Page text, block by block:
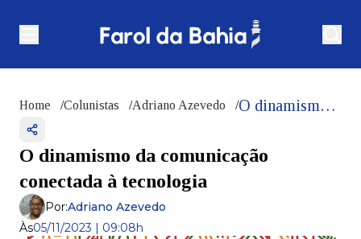
Home /Colunistas /Adriano Azevedo / O dinamismo da comunicação conectada à tecnologia
O dinamismo da comunicação
conectada à tecnologia
Por:Adriano Azevedo
Às05/11/2023 | 09:08h